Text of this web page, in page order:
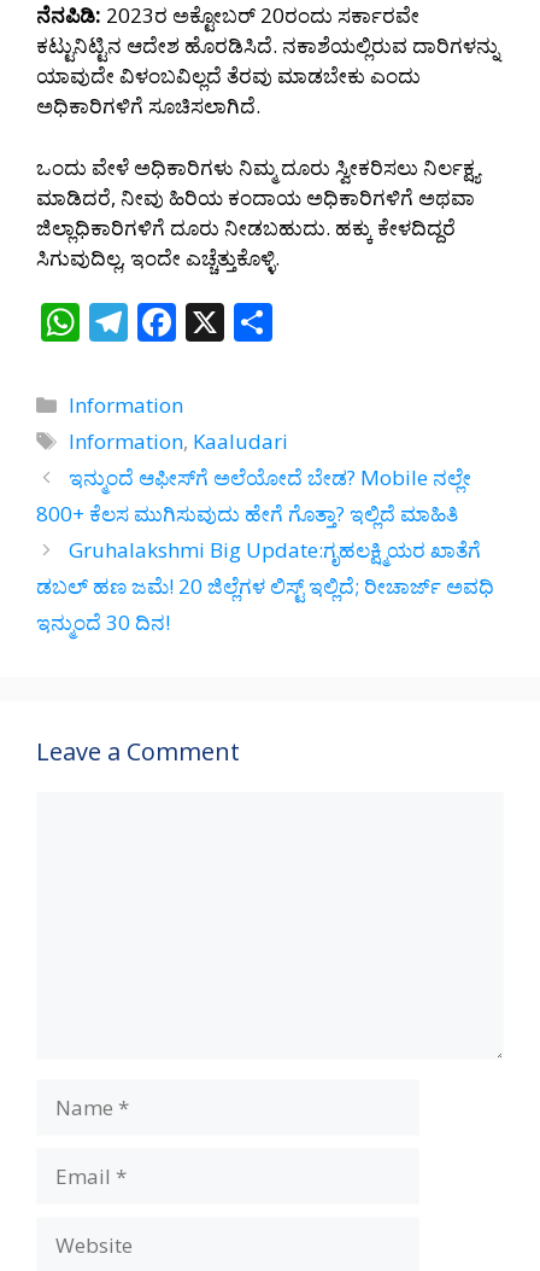
ನೆನಪಿಡಿ: 2023ರ ಅಕ್ಟೋಬರ್ 20ರಂದು ಸರ್ಕಾರವೇ
ಕಟ್ಟುನಿಟ್ಟಿನ ಆದೇಶ ಹೊರಡಿಸಿದೆ. ನಕಾಶೆಯಲ್ಲಿರುವ ದಾರಿಗಳನ್ನು
ಯಾವುದೇ ವಿಳಂಬವಿಲ್ಲದೆ ತೆರವು ಮಾಡಬೇಕು ಎಂದು
ಅಧಿಕಾರಿಗಳಿಗೆ ಸೂಚಿಸಲಾಗಿದೆ.
ಒಂದು ವೇಳೆ ಅಧಿಕಾರಿಗಳು ನಿಮ್ಮ ದೂರು ಸ್ವೀಕರಿಸಲು ನಿರ್ಲಕ್ಷ್ಯ
ಮಾಡಿದರೆ, ನೀವು ಹಿರಿಯ ಕಂದಾಯ ಅಧಿಕಾರಿಗಳಿಗೆ ಅಥವಾ
ಜಿಲ್ಲಾಧಿಕಾರಿಗಳಿಗೆ ದೂರು ನೀಡಬಹುದು. ಹಕ್ಕು ಕೇಳದಿದ್ದರೆ
ಸಿಗುವುದಿಲ್ಲ, ಇಂದೇ ಎಚ್ಚೆತ್ತುಕೊಳ್ಳಿ.
W
at
s
A
p
p
T
e
gr
a
m
F
e
b
o
o
k
X
e
Categories
Information
Tags
Information, Kaaludari
ಇನ್ಮುಂದೆ ಆಫೀಸ್‌ಗೆ ಅಲೆಯೋದೆ ಬೇಡ? Mobile ನಲ್ಲೇ
800+ ಕೆಲಸ ಮುಗಿಸುವುದು ಹೇಗೆ ಗೊತ್ತಾ? ಇಲ್ಲಿದೆ ಮಾಹಿತಿ
Gruhalakshmi Big Update:ಗೃಹಲಕ್ಷ್ಮಿಯರ ಖಾತೆಗೆ
ಡಬಲ್ ಹಣ ಜಮೆ! 20 ಜಿಲ್ಲೆಗಳ ಲಿಸ್ಟ್ ಇಲ್ಲಿದೆ; ರೀಚಾರ್ಜ್ ಅವಧಿ
ಇನ್ಮುಂದೆ 30 ದಿನ!
Leave a Comment